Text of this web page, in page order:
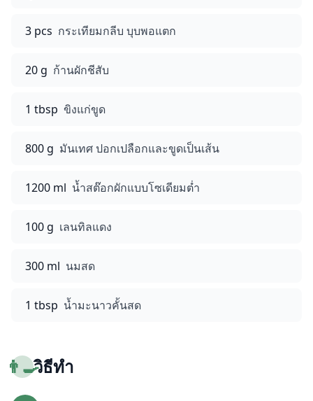
3 pcs กระเทียมกลีบ บุบพอแตก
20 g ก้านผักชีสับ
1 tbsp ขิงแก่ขูด
800 g มันเทศ ปอกเปลือกและขูดเป็นเส้น
1200 ml น้ำสต๊อกผักแบบโซเดียมต่ำ
100 g เลนทิลแดง
300 ml นมสด
1 tbsp น้ำมะนาวคั้นสด
👨‍🍳วิธีทำ